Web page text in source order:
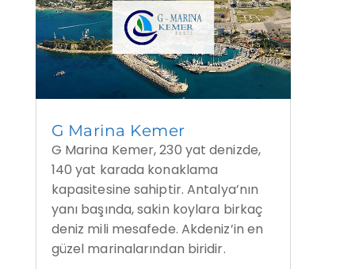
G Marina Kemer
G Marina Kemer, 230 yat denizde,
140 yat karada konaklama
kapasitesine sahiptir. Antalya’nın
yanı başında, sakin koylara birkaç
deniz mili mesafede. Akdeniz’in en
güzel marinalarından biridir.